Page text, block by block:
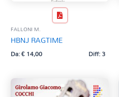
FALLONI M.
HBNJ RAGTIME
Da:€14,00 Diff: 3